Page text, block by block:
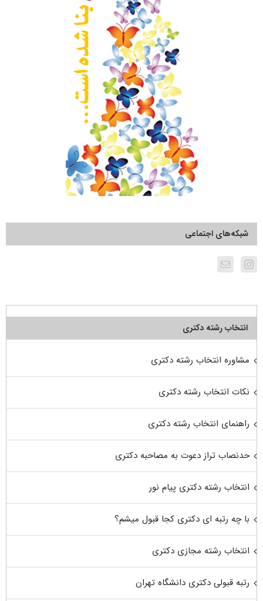
شبکه‌های اجتماعی
انتخاب رشته دکتری
مشاوره انتخاب رشته دکتری
نکات انتخاب رشته دکتری
راهنمای انتخاب رشته دکتری
حدنصاب تراز دعوت به مصاحبه دکتری
انتخاب رشته دکتری پیام نور
با چه رتبه ای دکتری کجا قبول میشم؟
انتخاب رشته مجازی دکتری
رتبه قبولی دکتری دانشگاه تهران